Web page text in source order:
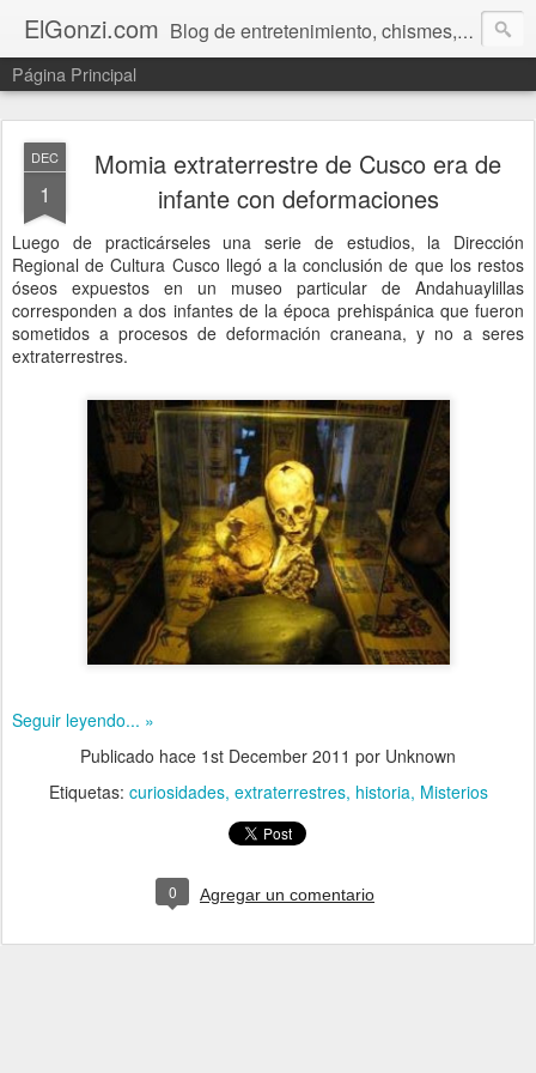
ElGonzi.com Blog de entretenimiento, chismes, humor, farándula, curiosidades, ovnis, noticias calientes, fotos, videos, paranormal y ¡más!
Página Principal
DEC
1
Momia extraterrestre de Cusco era de
infante con deformaciones
Luego de practicárseles una serie de estudios, la Dirección
Regional de Cultura Cusco llegó a la conclusión de que los restos
óseos expuestos en un museo particular de Andahuaylillas
corresponden a dos infantes de la época prehispánica que fueron
sometidos a procesos de deformación craneana, y no a seres
extraterrestres.
Seguir leyendo... »
Publicado hace 1st December 2011 por Unknown
Etiquetas: curiosidades extraterrestres historia Misterios
0 Agregar un comentario